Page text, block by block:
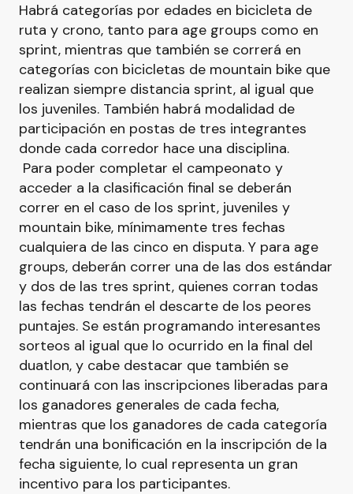
Habrá categorías por edades en bicicleta de
ruta y crono, tanto para age groups como en
sprint, mientras que también se correrá en
categorías con bicicletas de mountain bike que
realizan siempre distancia sprint, al igual que
los juveniles. También habrá modalidad de
participación en postas de tres integrantes
donde cada corredor hace una disciplina.
Para poder completar el campeonato y
acceder a la clasificación final se deberán
correr en el caso de los sprint, juveniles y
mountain bike, mínimamente tres fechas
cualquiera de las cinco en disputa. Y para age
groups, deberán correr una de las dos estándar
y dos de las tres sprint, quienes corran todas
las fechas tendrán el descarte de los peores
puntajes. Se están programando interesantes
sorteos al igual que lo ocurrido en la final del
duatlon, y cabe destacar que también se
continuará con las inscripciones liberadas para
los ganadores generales de cada fecha,
mientras que los ganadores de cada categoría
tendrán una bonificación en la inscripción de la
fecha siguiente, lo cual representa un gran
incentivo para los participantes.